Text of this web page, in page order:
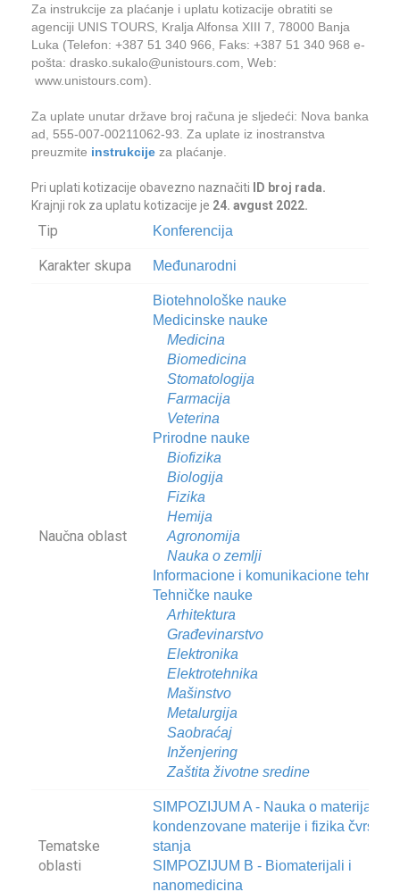
Za instrukcije za plaćanje i uplatu kotizacije obratiti se
agenciji UNIS TOURS, Kralja Alfonsa XIII 7, 78000 Banja
Luka (Telefon: +387 51 340 966, Faks: +387 51 340 968 e-
pošta: drasko.sukalo@unistours.com, Web:
www.unistours.com).
Za uplate unutar države broj računa je sljedeći: Nova banka
ad, 555-007-00211062-93. Za uplate iz inostranstva
preuzmite instrukcije za plaćanje.
Pri uplati kotizacije obavezno naznačiti
ID broj rada.
Krajnji rok za uplatu kotizacije je 24. avgust 2022.
Tip Konferencija
Karakter skupa Međunarodni
Naučna oblast
Biotehnološke nauke
Medicinske nauke
Medicina
Biomedicina
Stomatologija
Farmacija
Veterina
Prirodne nauke
Biofizika
Biologija
Fizika
Hemija
Agronomija
Nauka o zemlji
Informacione i komunikacione
Tehničke nauke
Arhitektura
Građevinarstvo
Elektronika
Elektrotehnika
Mašinstvo
Metalurgija
Saobraćaj
Inženjering
Zaštita životne sredine
Tematske
oblasti
SIMPOZIJUM A - Nauka o
kondenzovane materije i fizika čvrstog
stanja
SIMPOZIJUM B - Biomaterijali i
nanomedicina